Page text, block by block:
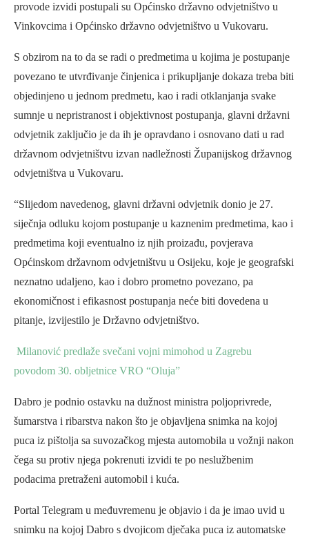
provode izvidi postupali su Općinsko državno odvjetništvo u
Vinkovcima i Općinsko državno odvjetništvo u Vukovaru.
S obzirom na to da se radi o predmetima u kojima je postupanje
povezano te utvrđivanje činjenica i prikupljanje dokaza treba biti
objedinjeno u jednom predmetu, kao i radi otklanjanja svake
sumnje u nepristranost i objektivnost postupanja, glavni državni
odvjetnik zaključio je da ih je opravdano i osnovano dati u rad
državnom odvjetništvu izvan nadležnosti Županijskog državnog
odvjetništva u Vukovaru.
“Slijedom navedenog, glavni državni odvjetnik donio je 27.
siječnja odluku kojom postupanje u kaznenim predmetima, kao i
predmetima koji eventualno iz njih proizađu, povjerava
Općinskom državnom odvjetništvu u Osijeku, koje je geografski
neznatno udaljeno, kao i dobro prometno povezano, pa
ekonomičnost i efikasnost postupanja neće biti dovedena u
pitanje, izvijestilo je Državno odvjetništvo.
Milanović predlaže svečani vojni mimohod u Zagrebu
povodom 30. obljetnice VRO “Oluja”
Dabro je podnio ostavku na dužnost ministra poljoprivrede,
šumarstva i ribarstva nakon što je objavljena snimka na kojoj
puca iz pištolja sa suvozačkog mjesta automobila u vožnji nakon
čega su protiv njega pokrenuti izvidi te po neslužbenim
podacima pretraženi automobil i kuća.
Portal Telegram u međuvremenu je objavio i da je imao uvid u
snimku na kojoj Dabro s dvojicom dječaka puca iz automatske